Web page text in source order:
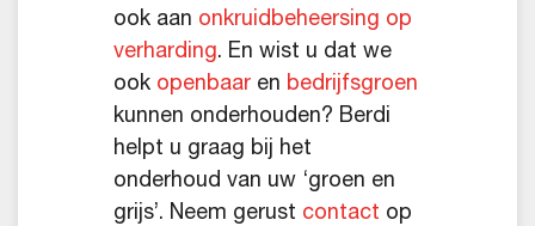
ook aan onkruidbeheersing op
verharding. En wist u dat we
ook openbaar en bedrijfsgroen
kunnen onderhouden? Berdi
helpt u graag bij het
onderhoud van uw ‘groen en
grijs’. Neem gerust contact op